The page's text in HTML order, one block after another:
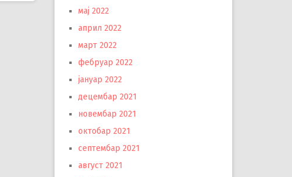
мај 2022
април 2022
март 2022
фебруар 2022
јануар 2022
децембар 2021
новембар 2021
октобар 2021
септембар 2021
август 2021